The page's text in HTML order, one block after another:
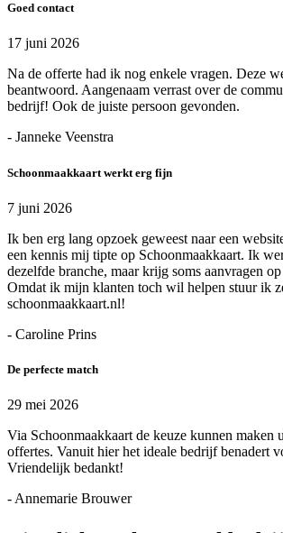
Goed contact
17 juni 2026
Na de offerte had ik nog enkele vragen. Deze
beantwoord. Aangenaam verrast over de
bedrijf! Ook de juiste persoon gevonden.
- Janneke Veenstra
Schoonmaakkaart werkt erg fijn
7 juni 2026
Ik ben erg lang opzoek geweest naar een
een kennis mij tipte op Schoonmaakkaart. Ik
dezelfde branche, maar krijg soms aanvragen
Omdat ik mijn klanten toch wil helpen stuur ik
schoonmaakkaart.nl!
- Caroline Prins
De perfecte match
29 mei 2026
Via Schoonmaakkaart de keuze kunnen maken
offertes. Vanuit hier het ideale bedrijf benadert
Vriendelijk bedankt!
- Annemarie Brouwer